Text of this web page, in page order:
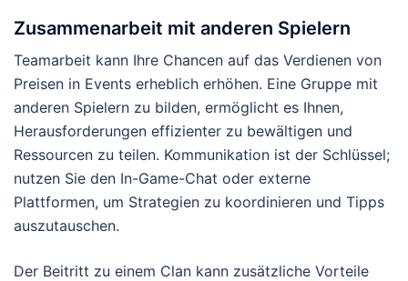
Zusammenarbeit mit anderen Spielern
Teamarbeit kann Ihre Chancen auf das Verdienen von
Preisen in Events erheblich erhöhen. Eine Gruppe mit
anderen Spielern zu bilden, ermöglicht es Ihnen,
Herausforderungen effizienter zu bewältigen und
Ressourcen zu teilen. Kommunikation ist der Schlüssel;
nutzen Sie den In-Game-Chat oder externe
Plattformen, um Strategien zu koordinieren und Tipps
auszutauschen.
Der Beitritt zu einem Clan kann zusätzliche Vorteile